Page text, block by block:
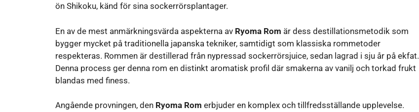
ön Shikoku, känd för sina sockerrörsplantager.
En av de mest anmärkningsvärda aspekterna av Ryoma Rom är dess destillationsmetodik som
bygger mycket på traditionella japanska tekniker, samtidigt som klassiska rommetoder
respekteras. Rommen är destillerad från nypressad sockerrörsjuice, sedan lagrad i sju år på ekfat.
Denna process ger denna rom en distinkt aromatisk profil där smakerna av vanilj och torkad frukt
blandas med finess.
Angående provningen, den Ryoma Rom erbjuder en komplex och tillfredsställande upplevelse.